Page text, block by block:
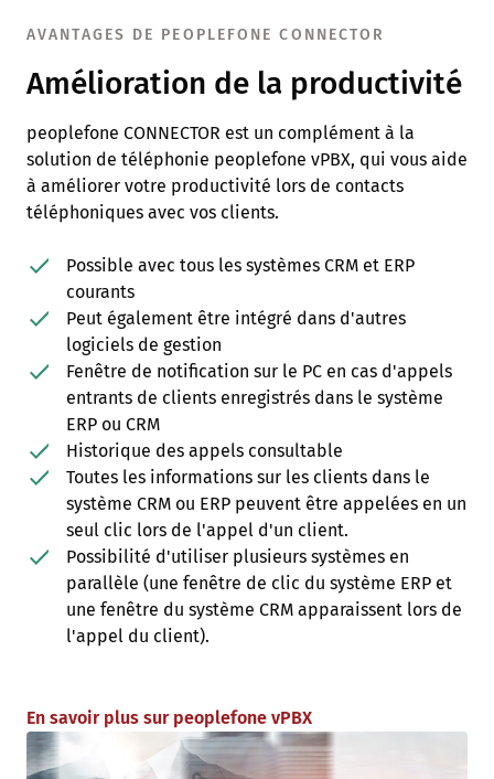
AVANTAGES DE PEOPLEFONE CONNECTOR
Amélioration de la productivité
peoplefone CONNECTOR est un complément à la
solution de téléphonie peoplefone vPBX, qui vous aide
à améliorer votre productivité lors de contacts
téléphoniques avec vos clients.
Possible avec tous les systèmes CRM et ERP
courants
Peut également être intégré dans d'autres
logiciels de gestion
Fenêtre de notification sur le PC en cas d'appels
entrants de clients enregistrés dans le système
ERP ou CRM
Historique des appels consultable
Toutes les informations sur les clients dans le
système CRM ou ERP peuvent être appelées en un
seul clic lors de l'appel d'un client.
Possibilité d'utiliser plusieurs systèmes en
parallèle (une fenêtre de clic du système ERP et
une fenêtre du système CRM apparaissent lors de
l'appel du client).
En savoir plus sur peoplefone vPBX